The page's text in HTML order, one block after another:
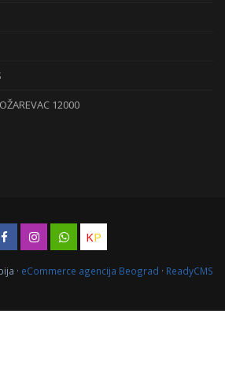
12000
KP
· eCommerce agencija Beograd · ReadyCMS